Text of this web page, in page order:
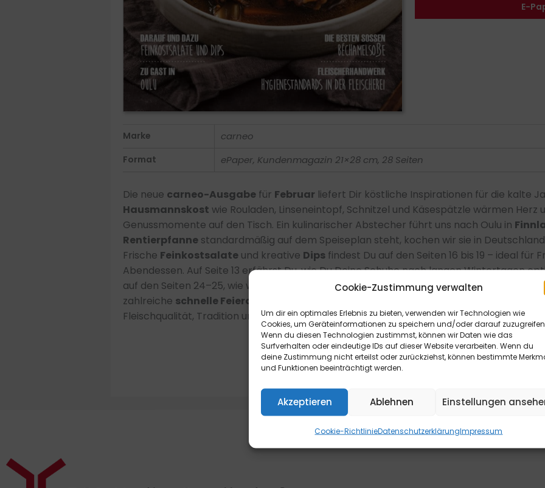
Cookie-Zustimmung verwalten
Um dir ein optimales Erlebnis zu bieten, verwenden wir Technologien wie
Cookies, um Geräteinformationen zu speichern und/oder darauf zuzugreifen.
Wenn du diesen Technologien zustimmst, können wir Daten wie das
Surfverhalten oder eindeutige IDs auf dieser Website verarbeiten. Wenn du
deine Zustimmung nicht erteilst oder zurückziehst, können bestimmte
und Funktionen beeinträchtigt werden.
Akzeptieren Ablehnen Einstellungen
Cookie-RichtlinieDatenschutzerklärungImpressum
E-
Marke carneo
Format ePaper, Kundenmagazin 21×28 cm, 28 Seiten
Die neue carneo-Ausgabe für Februar liefert Dir köstliche Inspirationen für die kalte
Hausmannskost wie Rouladen, Linseneintopf, Schnitzel und Käsespätzle wärmen
Genussmomente auf den Tisch. Ein kulinarischer Abstecher führt uns nach Oulu in
Rentierpfanne standardmäßig auf dem Speiseplan steht, kochen wir sie in
Frische Feinkostsalate und kreative Dips findest Du auf den Seiten 16 bis 19 – ideal für
Abendessen. Auf Seite 13 erfährst Du, wie Du Deine Schuhe nach langen Wintertagen
auf den Seiten 24–25, wie wichtig die strikte Einhaltung vonHygiene im
zahlreiche schnelle Feierabend-Gerichte .
Fleischqualität, Tradition und Genuss zu schätzen weißt.